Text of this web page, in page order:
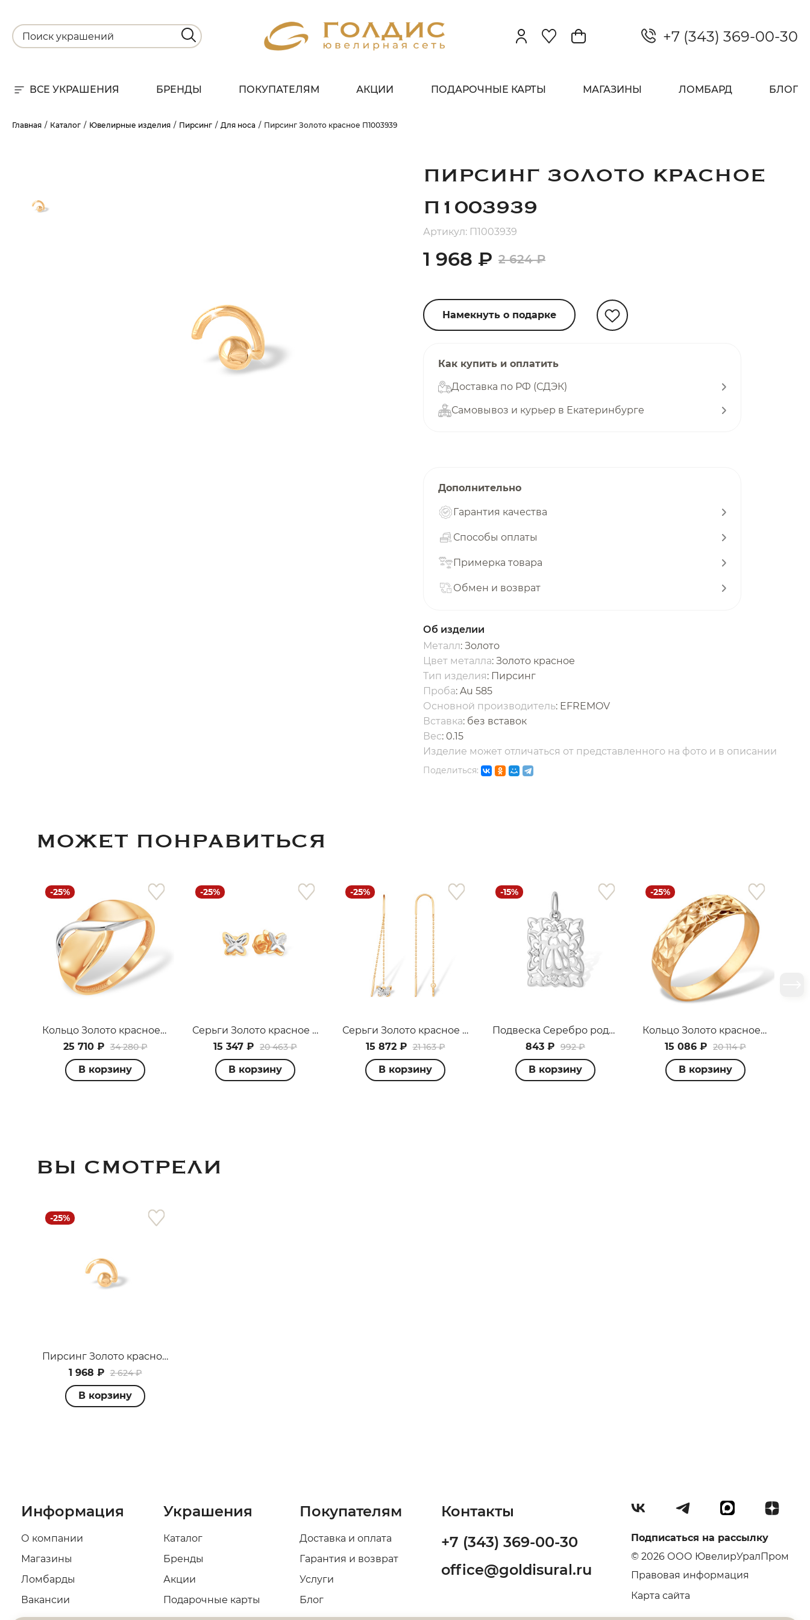
+7 (343) 369-00-30
ВСЕ УКРАШЕНИЯ БРЕНДЫ ПОКУПАТЕЛЯМ АКЦИИ ПОДАРОЧНЫЕ КАРТЫ МАГАЗИНЫ ЛОМБАРД БЛОГ
Главная Каталог Ювелирные изделия Пирсинг Для носа Пирсинг Золото красное П1003939
ПИРСИНГ ЗОЛОТО КРАСНОЕ
П1003939
Артикул: П1003939
1 968 ₽ 2 624 ₽
Намекнуть о подарке
Как купить и оплатить
Доставка по РФ (СДЭК)
Самовывоз и курьер в Екатеринбурге
Дополнительно
Гарантия качества
Способы оплаты
Примерка товара
Обмен и возврат
Об изделии
Металл: Золото
Цвет металла: Золото красное
Тип изделия: Пирсинг
Проба: Au 585
Основной производитель: EFREMOV
Вставка: без вставок
Вес: 0.15
Изделие может отличаться от представленного на фото и в описании
Поделиться:
МОЖЕТ ПОНРАВИТЬСЯ
-25%
Кольцо Золото красное К13013870
25 710 ₽ 34 280 ₽
В корзину
-25%
Серьги Золото красное С12019916
15 347 ₽ 20 463 ₽
В корзину
-25%
Серьги Золото красное С12018789
15 872 ₽ 21 163 ₽
В корзину
-15%
Подвеска Серебро родированное 1310015029-501
843 ₽ 992 ₽
В корзину
-25%
Кольцо Золото красное К1100239
15 086 ₽ 20 114 ₽
В корзину
ВЫ СМОТРЕЛИ
-25%
Пирсинг Золото красное П1003939
1 968 ₽ 2 624 ₽
В корзину
Информация
О компании
Магазины
Ломбарды
Вакансии
Украшения
Каталог
Бренды
Акции
Подарочные карты
Покупателям
Доставка и оплата
Гарантия и возврат
Услуги
Блог
Контакты
+7 (343) 369-00-30
office@goldisural.ru
Подписаться на рассылку
© 2026 ООО ЮвелирУралПром
Правовая информация
Карта сайта
БЕЗ ПЕРЕПЛАТ
в корзину
каждые 2 недели
раз в 2
Остались вопросы?
8 800 302-02-51
plait.ru